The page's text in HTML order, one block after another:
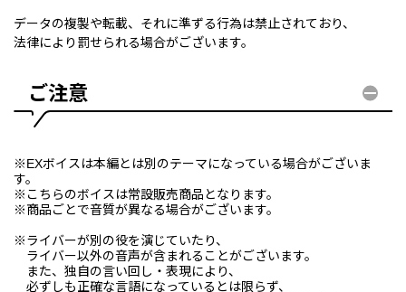
データの複製や転載、それに準ずる行為は禁止されており、
法律により罰せられる場合がございます。
ご注意
※EXボイスは本編とは別のテーマになっている場合がございま
す。
※こちらのボイスは常設販売商品となります。
※商品ごとで音質が異なる場合がございます。
※ライバーが別の役を演じていたり、
ライバー以外の音声が含まれることがございます。
また、独自の言い回し・表現により、
必ずしも正確な言語になっているとは限らず、